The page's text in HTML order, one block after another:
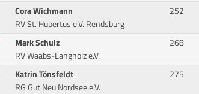
Cora Wichmann
RV St. Hubertus e.V. Rendsburg
252
Mark Schulz
RV Waabs-Langholz e.V.
268
Katrin Tönsfeldt
RG Gut Neu Nordsee e.V.
275